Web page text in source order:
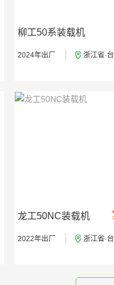
柳工50系装载机
2024年出厂 浙江省·
龙工50NC装载机
2022年出厂 浙江省·